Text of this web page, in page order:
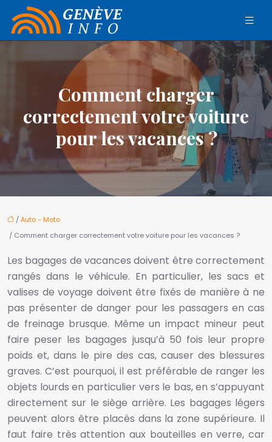
Comment charger
correctement votre voiture
pour les vacances ?
/Auto - Moto
/ Comment charger correctement votre voiture pour les vacances ?
Les bagages de vacances doivent être correctement
rangés dans le véhicule. En particulier, les sacs et
valises de voyage doivent être fixés de manière à ne
pas présenter de danger pour les passagers en cas
de freinage brusque. Même un impact mineur peut
faire peser les bagages jusqu’à 50 fois leur propre
poids et, dans le pire des cas, causer des blessures
graves. C’est pourquoi, il est préférable de ranger les
objets lourds en particulier vers le bas, en s’appuyant
directement sur le siège arrière. Les bagages légers
peuvent alors être placés dans la zone supérieure. Il
faut faire très attention aux bouteilles en verre, car